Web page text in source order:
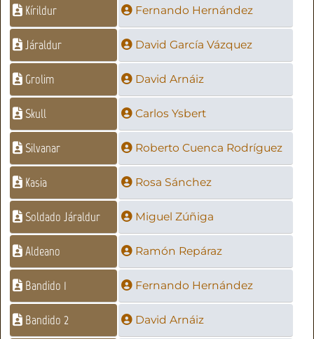
Kírildur Fernando Hernández
Járaldur David García Vázquez
Grolim David Arnáiz
Skull Carlos Ysbert
Silvanar Roberto Cuenca Rodríguez
Kasia Rosa Sánchez
Soldado Járaldur Miguel Zúñiga
Aldeano Ramón Repáraz
Bandido 1 Fernando Hernández
Bandido 2 David Arnáiz